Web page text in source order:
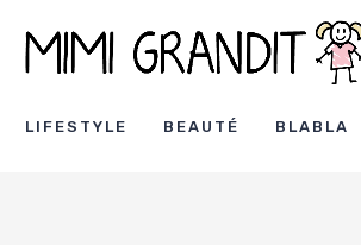
LIFESTYLE BEAUTÉ BLABLA